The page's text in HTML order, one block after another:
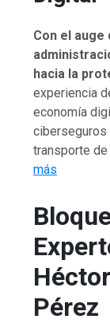
Con el auge
hacia la
experiencia
economía
ciberseguros
transporte
más
Pérez